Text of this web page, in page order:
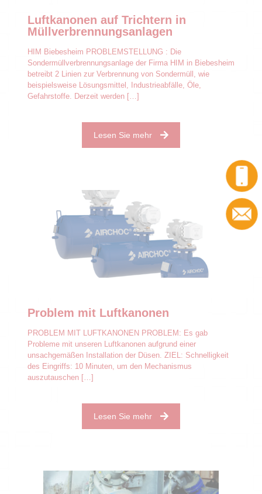
Luftkanonen auf Trichtern in
Müllverbrennungsanlagen
HIM Biebesheim PROBLEMSTELLUNG : Die
Sondermüllverbrennungsanlage der Firma HIM in Biebesheim
betreibt 2 Linien zur Verbrennung von Sondermüll, wie
beispielsweise Lösungsmittel, Industrieabfälle, Öle,
Gefahrstoffe. Derzeit werden[…]
Lesen Sie mehr
Problem mit Luftkanonen
PROBLEM MIT LUFTKANONEN PROBLEM: Es gab
Probleme mit unseren Luftkanonen aufgrund einer
unsachgemäßen Installation der Düsen. ZIEL: Schnelligkeit
des Eingriffs: 10 Minuten, um den Mechanismus
auszutauschen[…]
Lesen Sie mehr